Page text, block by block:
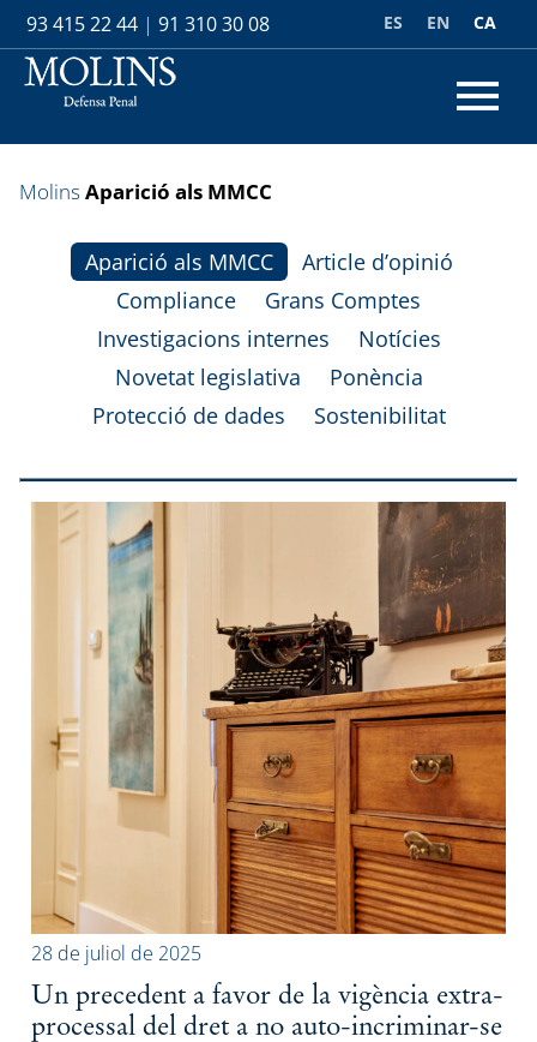
93 415 22 44 | 91 310 30 08 CA
EN
ES
MolinsAparició als MMCC
Aparició als MMCC
Article d’opinió
Compliance
Grans Comptes
Investigacions internes
Notícies
Novetat legislativa
Ponència
Protecció de dades
Sostenibilitat
28 de juliol de 2025
Un precedent a favor de la vigència extra-
processal del dret a no auto-incriminar-se